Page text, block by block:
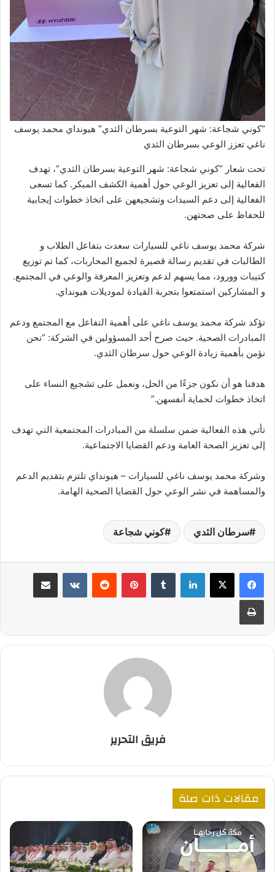
“كوني شجاعة: شهر التوعية بسرطان الثدي” هيونداي محمد يوسف
ناغي تعزز الوعي بسرطان الثدي
تحت شعار “كوني شجاعة: شهر التوعية بسرطان الثدي”، تهدف
الفعالية إلى تعزيز الوعي حول أهمية الكشف المبكر. كما تسعى
الفعالية إلى دعم السيدات وتشجيعهن على اتخاذ خطوات إيجابية
للحفاظ على صحتهن.
شركة محمد يوسف ناغي للسيارات سعدت بتفاعل الطلاب و
الطالبات في تقديم رسالة قصيرة لجميع المحاربات، كما تم توزيع
كتيبات وورود، مما يسهم لدعم وتعزيز المعرفة والوعي في المجتمع.
و المشاركين استمتعوا بتجربة القيادة لموديلات هيونداي.
تؤكد شركة محمد يوسف ناغي على أهمية التفاعل مع المجتمع ودعم
المبادرات الصحية. حيث صرح أحد المسؤولين في الشركة: “نحن
نؤمن بأهمية زيادة الوعي حول سرطان الثدي.
هدفنا هو أن نكون جزءًا من الحل، ونعمل على تشجيع النساء على
اتخاذ خطوات لحماية أنفسهن.”
تأتي هذه الفعالية ضمن سلسلة من المبادرات المجتمعية التي تهدف
إلى تعزيز الصحة العامة ودعم القضايا الاجتماعية.
وشركة محمد يوسف ناغي للسيارات – هيونداي تلتزم بتقديم الدعم
والمساهمة في نشر الوعي حول القضايا الصحية الهامة.
سرطان الثدي كوني شجاعة
لينكدإن بينتيريست مشاركة عبر البريد
طباعة
فريق التحرير
مقالات ذات صلة